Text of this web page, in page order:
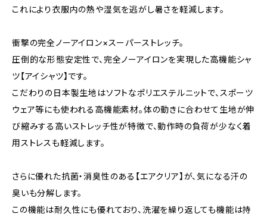
これにより衣服内の熱や湿気を逃がし暑さを軽減します。
衝撃の完全ノーアイロン×スーパーストレッチ。
圧倒的な形態安定性で、完全ノーアイロンを実現した高機能シャ
ツ【アイシャツ】です。
こだわりの日本製生地はソフトなポリエステルニットで、スポーツ
ウェア等にも使われる高機能素材。体の動きに合わせて生地が伸
び縮みする高いストレッチ性が特徴で、動作時の負荷が少なく着
用ストレスも軽減します。
さらに優れた抗菌・消臭性のある【エアクリア】が、気になる汗の
臭いも分解します。
この機能は耐久性にも優れており、洗濯を繰り返しても機能は持